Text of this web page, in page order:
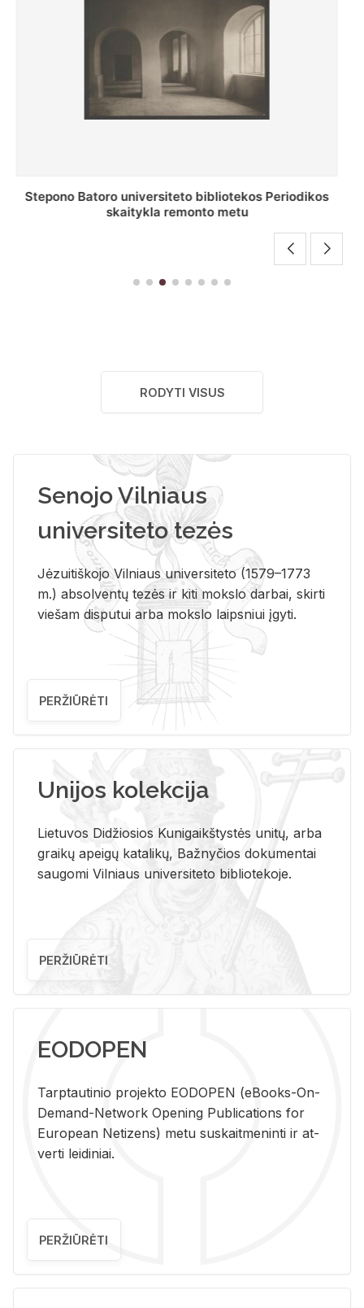
P. Smuglevičiaus salė Stepono Batoro universiteto
bibliotekos laikotarpiu
RODYTI VISUS
Senojo Vilniaus
universiteto tezės
Jėzuitiškojo Vilniaus universiteto (1579–1773
m.) absolventų tezės ir kiti mokslo darbai, skirti
viešam disputui arba mokslo laipsniui įgyti.
PERŽIŪRĖTI
Unijos kolekcija
Lietuvos Didžiosios Kunigaikštystės unitų, arba
graikų apeigų katalikų, Bažnyčios dokumentai
saugomi Vilniaus universiteto bibliotekoje.
PERŽIŪRĖTI
EODOPEN
Tarp­tau­ti­nio pro­jek­to EO­DO­PEN (eBo­oks-On-
De­mand-Ne­twork Ope­ning Pub­li­ca­tions for
Eu­ro­pe­an Ne­ti­zens) metu su­skait­me­nin­ti ir at­
ver­ti lei­di­niai.
PERŽIŪRĖTI